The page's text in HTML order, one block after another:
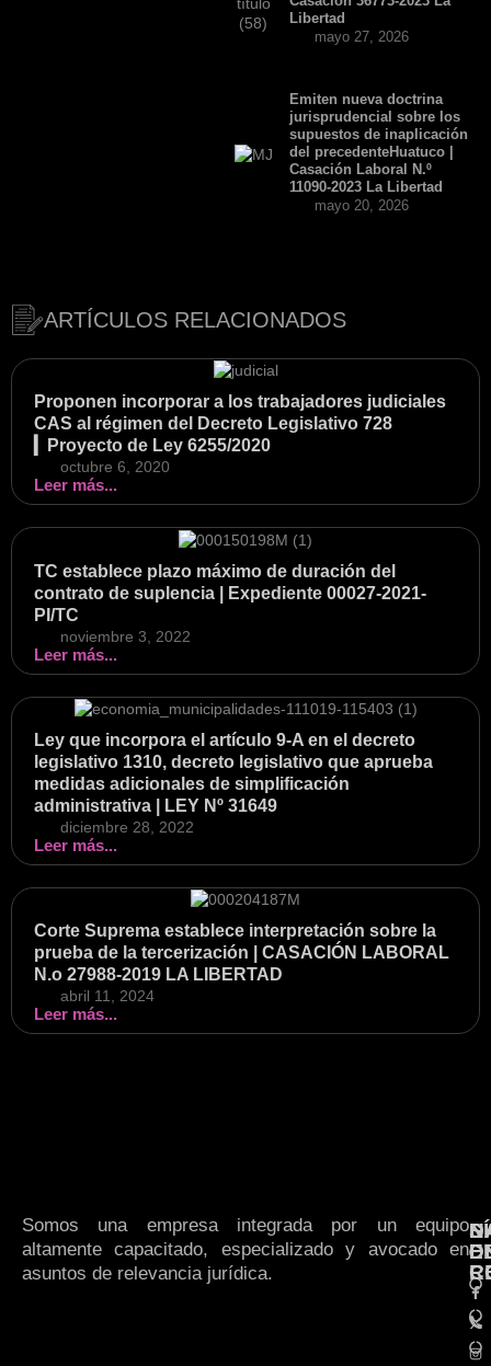
Libertad
mayo 27, 2026
Emiten nueva doctrina
jurisprudencial sobre los
supuestos de inaplicación
del precedenteHuatuco |
Casación Laboral N.º
11090-2023 La Libertad
mayo 20, 2026
ARTÍCULOS RELACIONADOS
Proponen incorporar a los trabajadores judiciales
CAS al régimen del Decreto Legislativo 728
▎Proyecto de Ley 6255/2020
octubre 6, 2020
Leer más...
TC establece plazo máximo de duración del
contrato de suplencia | Expediente 00027-2021-
PI/TC
noviembre 3, 2022
Leer más...
Ley que incorpora el artículo 9-A en el decreto
legislativo 1310, decreto legislativo que aprueba
medidas adicionales de simplificación
administrativa | LEY Nº 31649
diciembre 28, 2022
Leer más...
Corte Suprema establece interpretación sobre la
prueba de la tercerización | CASACIÓN LABORAL
N.o 27988-2019 LA LIBERTAD
abril 11, 2024
Leer más...
Somos una empresa integrada por un equipo
altamente capacitado, especializado y avocado en
asuntos de relevancia jurídica.